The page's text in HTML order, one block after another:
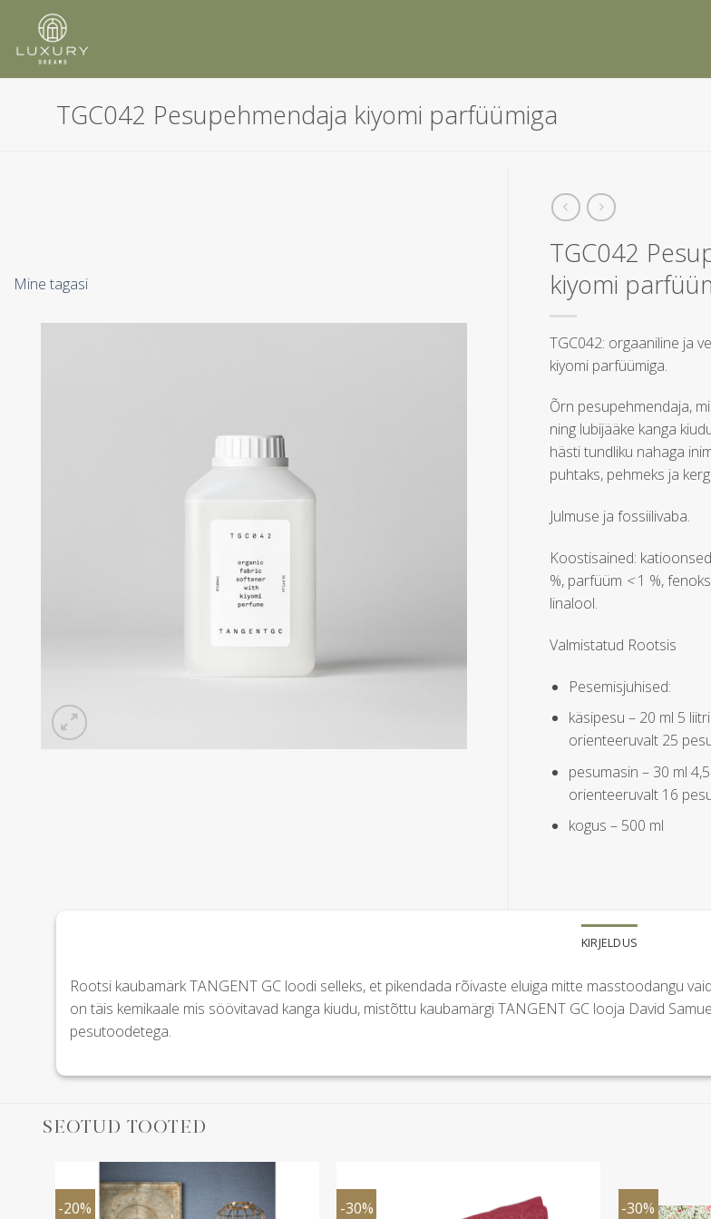
content
TGC042 Pesupehmendaja kiyomi parfüümiga
Mine tagasi
TGC042
kiyomi
TGC042: orgaaniline ja
kiyomi parfüümiga.
Õrn pesupehmendaja,
ning lubijääke kanga
hästi tundliku nahaga
puhtaks, pehmeks ja
Julmuse ja fossiilivaba.
Koostisained:
%, parfüüm <1 %,
linalool.
Valmistatud Rootsis
Pesemisjuhised:
käsipesu – 20 ml 5
orienteeruvalt 25
pesumasin – 30 ml
orienteeruvalt 16
kogus – 500 ml
KIRJELDUS
Rootsi kaubamärk TANGENT GC loodi selleks, et pikendada rõivaste eluiga mitte masstoodangu
on täis kemikaale mis söövitavad kanga kiudu, mistõttu kaubamärgi TANGENT GC looja David
pesutoodetega.
SEOTUD TOOTED
-20% -30% -30%